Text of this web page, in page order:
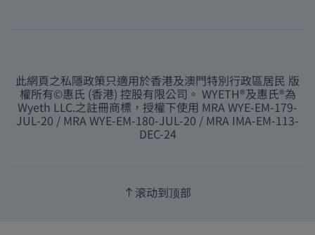
此網頁之私隱政策只適用於香港及澳門特別行政區居民 版
權所有©惠氏 (香港) 控股有限公司。 WYETH®及惠氏®為
Wyeth LLC.之註冊商標，授權下使用 MRA WYE-EM-179-
JUL-20 / MRA WYE-EM-180-JUL-20 / MRA IMA-EM-113-
DEC-24
滚动到顶部